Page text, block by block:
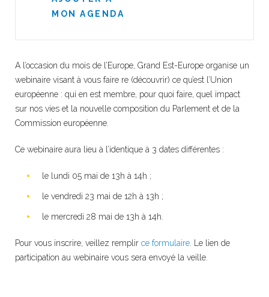
MON AGENDA
A l’occasion du mois de l’Europe, Grand Est-Europe organise un
webinaire visant à vous faire re (découvrir) ce qu’est l’Union
européenne : qui en est membre, pour quoi faire, quel impact
sur nos vies et la nouvelle composition du Parlement et de la
Commission européenne.
Ce webinaire aura lieu à l’identique à 3 dates différentes :
le lundi 05 mai de 13h à 14h ;
le vendredi 23 mai de 12h à 13h ;
le mercredi 28 mai de 13h à 14h.
Pour vous inscrire, veillez remplir ce formulaire. Le lien de
participation au webinaire vous sera envoyé la veille